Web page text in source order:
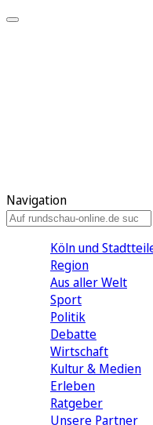
Navigation
Köln und
Region
Aus aller Welt
Sport
Politik
Debatte
Wirtschaft
Kultur & Medien
Erleben
Ratgeber
Unsere Partner